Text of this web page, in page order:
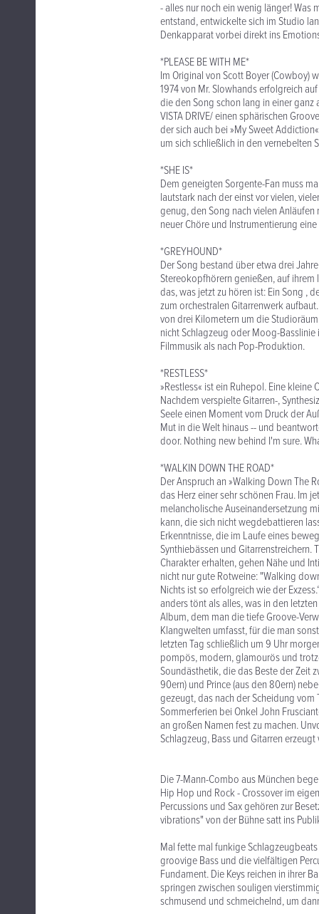
- alles nur noch ein wenig länger! Was
entstand, entwickelte sich im Studio
Denkapparat vorbei direkt ins
*PLEASE BE WITH ME*
Im Original von Scott Boyer (Cowboy)
1974 von Mr. Slowhands erfolgreich
die den Song schon lang in einer
VISTA DRIVE/ einen sphärischen
der sich auch bei »My Sweet
um sich schließlich in den vernebelten
*SHE IS*
Dem geneigten Sorgente-Fan muss
lautstark nach der einst vor vielen,
genug, den Song nach vielen
neuer Chöre und Instrumentierung
*GREYHOUND*
Der Song bestand über etwa drei
Stereokopfhörern genießen, auf
das, was jetzt zu hören ist: Ein Song ,
zum orchestralen Gitarrenwerk
von drei Kilometern um die
nicht Schlagzeug oder Moog-
Filmmusik als nach Pop-Produktion.
*RESTLESS*
»Restless« ist ein Ruhepol. Eine
Nachdem verspielte Gitarren-,
Seele einen Moment vom Druck der
Mut in die Welt hinaus -- und
door. Nothing new behind I'm sure.
*WALKIN DOWN THE ROAD*
Der Anspruch an »Walking Down The
das Herz einer sehr schönen Frau. Im
melancholische Auseinandersetzung
kann, die sich nicht wegdebattieren
Erkenntnisse, die im Laufe eines
Synthiebässen und
Charakter erhalten, gehen Nähe und
nicht nur gute Rotweine: "Walking
Nichts ist so erfolgreich wie der
anders tönt als alles, was in den
Album, dem man die tiefe Groove-
Klangwelten umfasst, für die man
letzten Tag schließlich um 9 Uhr
pompös, modern, glamourös und
Soundästhetik, die das Beste der Zeit
90ern) und Prince (aus den 80ern)
gezeugt, das nach der Scheidung
Sommerferien bei Onkel John
an großen Namen fest zu machen.
Schlagzeug, Bass und Gitarren
Die 7-Mann-Combo aus München
Hip Hop und Rock - Crossover im
Percussions und Sax gehören zur
vibrations" von der Bühne satt ins
Mal fette mal funkige
groovige Bass und die vielfältigen
Fundament. Die Keys reichen in ihrer
springen zwischen souligen
schmusend und schmeichelnd, um